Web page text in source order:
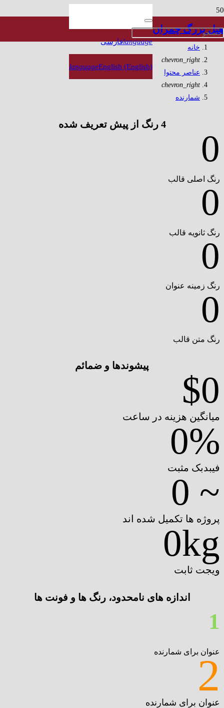
هتل بزرگ چمران
languageفارسی
languageEnglish (English)
شمارنده
خانه
chevron_right
عناصر محتوا
chevron_right
شمارنده
4 رنگ از پیش تعریف شده
0
رنگ اصلی قالب
0
رنگ ثانویه قالب
0
رنگ زمینه عنوان
0
رنگ متن قالب
پیشوندها و ضمائم
$0
میانگین هزینه در ساعت
0%
فیبدبک مثبت
~
0
پروژه ها تکمیل شده اند
0kg
ویجت ثابت
اندازه های نامحدود، رنگ ها و فونت ها
1
عنوان برای شمارنده
2
عنوان برای شمارنده